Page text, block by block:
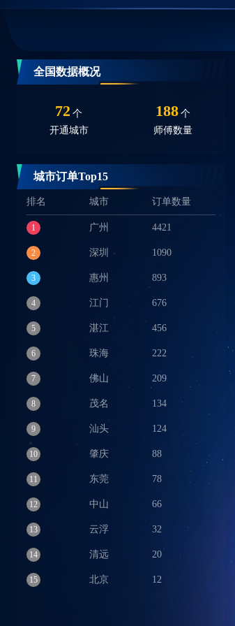
全国数据概况
72 个
开通城市
188 个
师傅数量
城市订单Top15
排名 城市 订单数量
1 广州 4421
2 深圳 1090
3 惠州 893
4 江门 676
5 湛江 456
6 珠海 222
7 佛山 209
8 茂名 134
9 汕头 124
10 肇庆 88
11 东莞 78
12 中山 66
13 云浮 32
14 清远 20
15 北京 12